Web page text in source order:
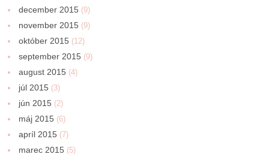
december 2015 (9)
november 2015 (9)
október 2015 (12)
september 2015 (9)
august 2015 (4)
júl 2015 (3)
jún 2015 (2)
máj 2015 (6)
apríl 2015 (7)
marec 2015 (5)